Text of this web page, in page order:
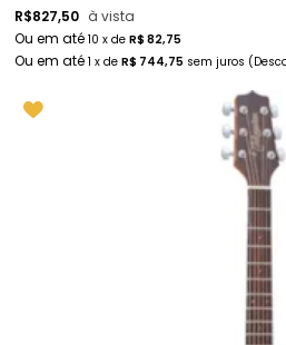
R$827,50 à vista
10 x de R$ 82,75
1 x de R$ 744,75 sem juros